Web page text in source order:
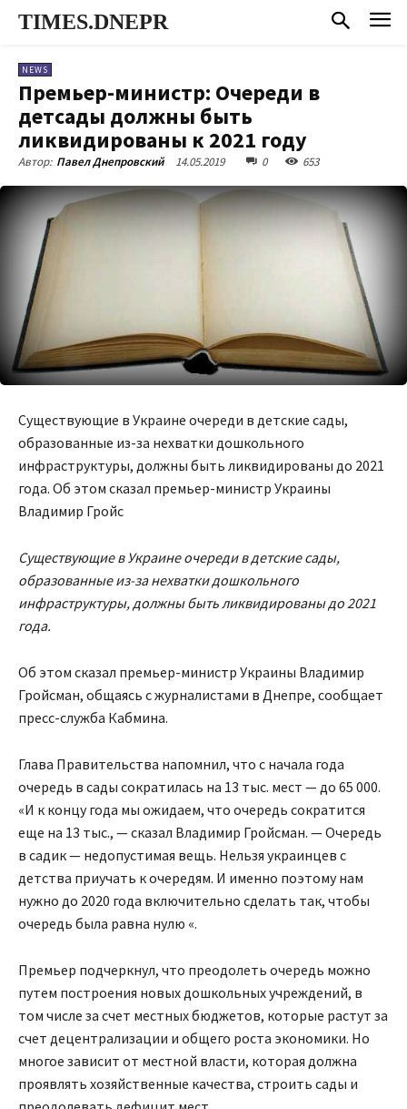
TIMES.DNEPR
NEWS
Премьер-министр: Очереди в
детсады должны быть
ликвидированы к 2021 году
Автор: Павел Днепровский 14.05.2019 0 653
Существующие в Украине очереди в детские сады,
образованные из-за нехватки дошкольного
инфраструктуры, должны быть ликвидированы до 2021
года. Об этом сказал премьер-министр Украины
Владимир Гройс
Существующие в Украине очереди в детские сады,
образованные из-за нехватки дошкольного
инфраструктуры, должны быть ликвидированы до 2021
года.
Об этом сказал премьер-министр Украины Владимир
Гройсман, общаясь с журналистами в Днепре, сообщает
пресс-служба Кабмина.
Глава Правительства напомнил, что с начала года
очередь в сады сократилась на 13 тыс. мест — до 65 000.
«И к концу года мы ожидаем, что очередь сократится
еще на 13 тыс., — сказал Владимир Гройсман. — Очередь
в садик — недопустимая вещь. Нельзя украинцев с
детства приучать к очередям. И именно поэтому нам
нужно до 2020 года включительно сделать так, чтобы
очередь была равна нулю «.
Премьер подчеркнул, что преодолеть очередь можно
путем построения новых дошкольных учреждений, в
том числе за счет местных бюджетов, которые растут за
счет децентрализации и общего роста экономики. Но
многое зависит от местной власти, которая должна
проявлять хозяйственные качества, строить сады и